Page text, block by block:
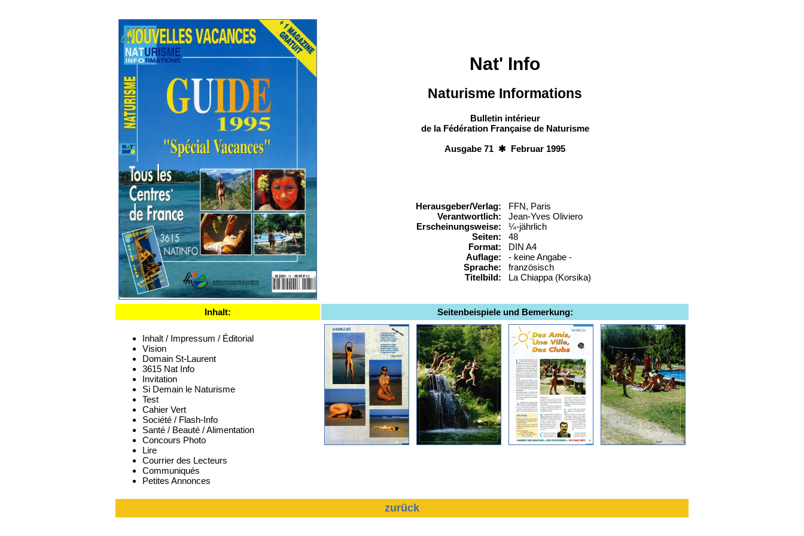
Nat' Info
Naturisme Informations
Bulletin intérieur
de la Fédération Française de Naturisme
Ausgabe 71 ✱ Februar 1995
Herausgeber/Verlag:
Verantwortlich:
Erscheinungsweise:
Seiten:
Format:
Auflage:
Sprache:
Titelbild:
FFN, Paris
Jean-Yves Oliviero
¼-jährlich
48
DIN A4
- keine Angabe -
französisch
La Chiappa (Korsika)
Inhalt: Seitenbeispiele und Bemerkung:
Inhalt / Impressum / Éditorial
Vision
Domain St-Laurent
3615 Nat Info
Invitation
Si Demain le Naturisme
Test
Cahier Vert
Société / Flash-Info
Santé / Beauté / Alimentation
Concours Photo
Lire
Courrier des Lecteurs
Communiqués
Petites Annonces
zurück